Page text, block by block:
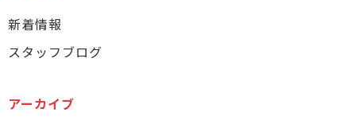
新着情報
スタッフブログ
アーカイブ